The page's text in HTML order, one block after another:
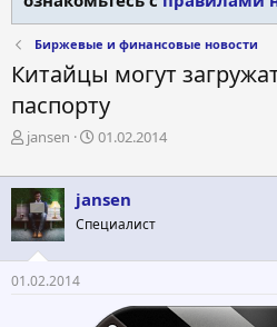
Биржевые и финансовые новости
Китайцы могут
паспорту
А
т
р
т
е
м
ы
jansen
Д
т
а
а
ч
л
а
01.02.2014
jansen
Специалист
01.02.2014